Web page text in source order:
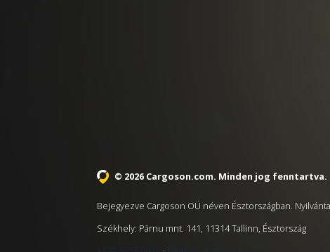
© 2026 Cargoson.com. Minden jog fenntartva.
Bejegyezve Cargoson OÜ néven Észtországban.
Székhely: Pärnu mnt. 141, 11314 Tallinn, Észtország